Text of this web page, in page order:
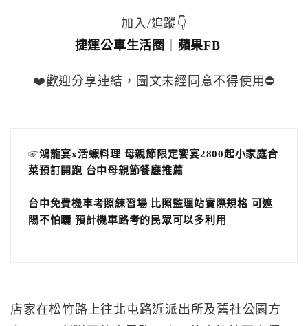
加入/追蹤👇
捷運公車生活圈
蘋果FB
❤️歡迎分享連結，圖文未經同意不得使用⛔️
☞鴻龍宴x活蝦料理 母親節限定饗宴2800起小家庭合
菜預訂開跑 台中母親節餐廳推薦
台中免費機車考照練習場 比照監理站實際規格 可遮
陽不怕曬 預計機車路考的民眾可以多利用
店家在松竹路上往北屯路近派出所及舊社公園方